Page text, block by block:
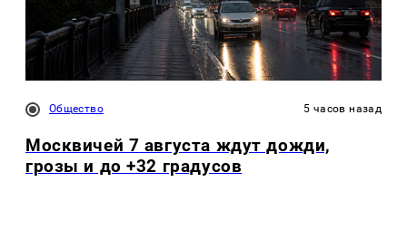
Общество 5 часов назад
Москвичей 7 августа ждут дожди,
грозы и до +32 градусов